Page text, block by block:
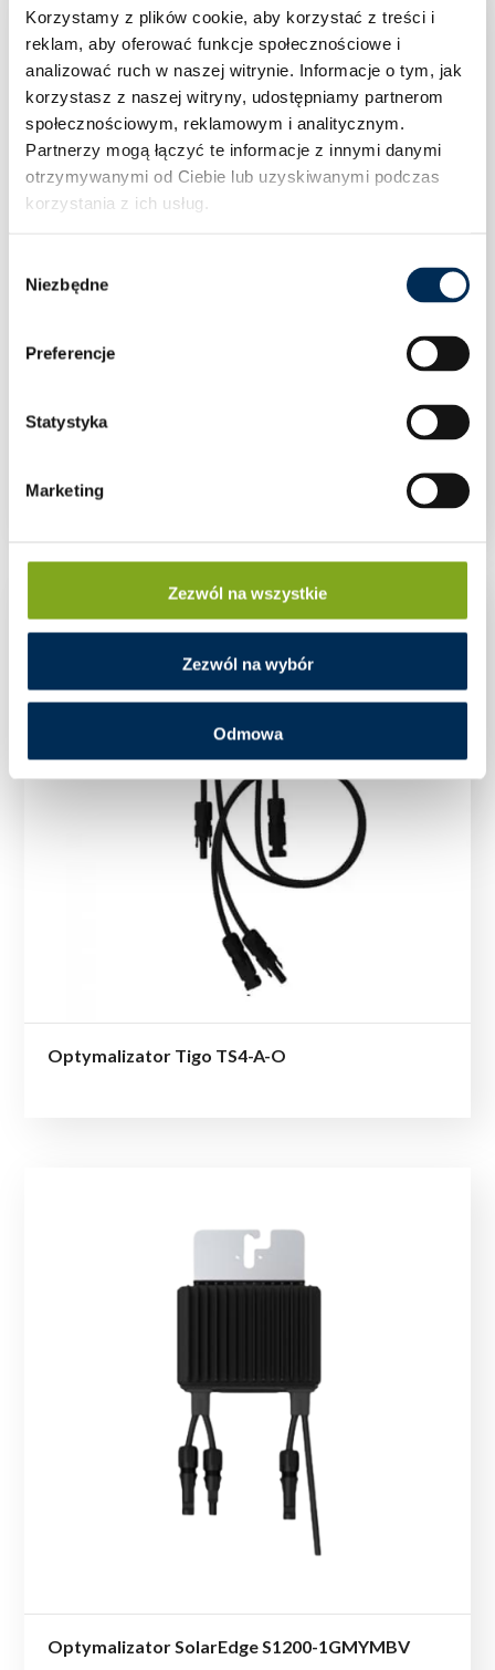
Korzystamy z plików cookie, aby korzystać z treści i
reklam, aby oferować funkcje społecznościowe i
analizować ruch w naszej witrynie. Informacje o tym, jak
korzystasz z naszej witryny, udostępniamy partnerom
społecznościowym, reklamowym i analitycznym.
Partnerzy mogą łączyć te informacje z innymi danymi
otrzymywanymi od Ciebie lub uzyskiwanymi podczas
korzystania z ich usług.
zgody
Niezbędne
Preferencje
Statystyka
Marketing
Zezwól na wszystkie
Zezwól na wybór
Odmowa
Optymalizator Tigo TS4-A-O
Optymalizator SolarEdge S1200-1GMYMBV